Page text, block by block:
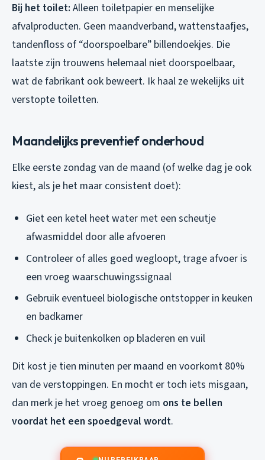
Bij het toilet: Alleen toiletpapier en menselijke
afvalproducten. Geen maandverband, wattenstaafjes,
tandenfloss of “doorspoelbare” billendoekjes. Die
laatste zijn trouwens helemaal niet doorspoelbaar,
wat de fabrikant ook beweert. Ik haal ze wekelijks uit
verstopte toiletten.
Maandelijks preventief onderhoud
Elke eerste zondag van de maand (of welke dag je ook
kiest, als je het maar consistent doet):
Giet een ketel heet water met een scheutje
afwasmiddel door alle afvoeren
Controleer of alles goed wegloopt, trage afvoer is
een vroeg waarschuwingssignaal
Gebruik eventueel biologische ontstopper in keuken
en badkamer
Check je buitenkolken op bladeren en vuil
Dit kost je tien minuten per maand en voorkomt 80%
van de verstoppingen. En mocht er toch iets misgaan,
dan merk je het vroeg genoeg om ons te bellen
voordat het een spoedgeval wordt.